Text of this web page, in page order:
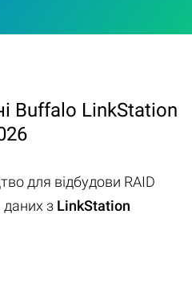
Buffalo LinkStation
для відбудови RAID
даних з LinkStation